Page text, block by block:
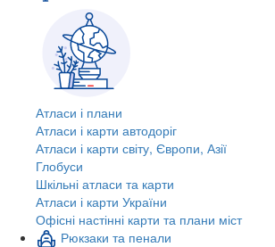
Атласи і плани
Атласи і карти автодоріг
Атласи і карти світу, Європи, Азії
Глобуси
Шкільні атласи та карти
Атласи і карти України
Офісні настінні карти та плани міст
Рюкзаки та пенали